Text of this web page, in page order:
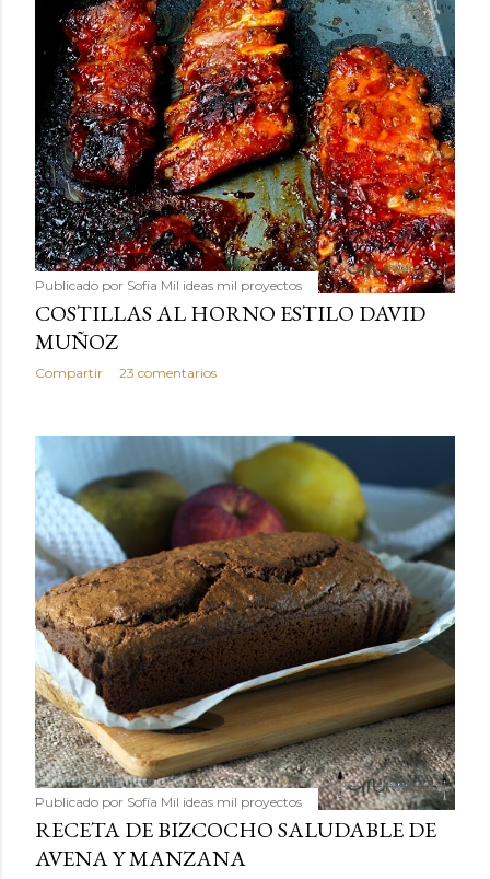
Publicado por Sofía Mil ideas mil proyectos
COSTILLAS AL HORNO ESTILO DAVID
MUÑOZ
Compartir 23 comentarios
Publicado por Sofía Mil ideas mil proyectos
RECETA DE BIZCOCHO SALUDABLE DE
AVENA Y MANZANA